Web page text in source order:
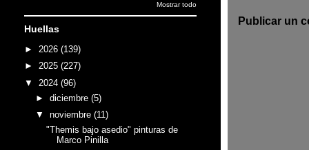
Publicar un
Mostrar todo
Huellas
► 2026 (139)
► 2025 (227)
▼ 2024 (96)
► diciembre (5)
▼ noviembre (11)
"Themis bajo asedio" pinturas de
Marco Pinilla